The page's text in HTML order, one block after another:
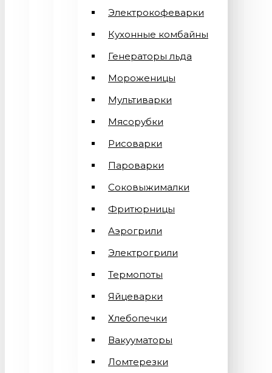
Электрокофеварки
Кухонные комбайны
Генераторы льда
Мороженицы
Мультиварки
Мясорубки
Рисоварки
Пароварки
Соковыжималки
Фритюрницы
Аэрогрили
Электрогрили
Термопоты
Яйцеварки
Хлебопечки
Вакууматоры
Ломтерезки